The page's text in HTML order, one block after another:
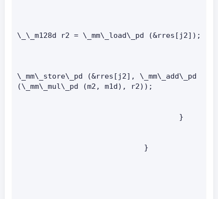
\_mm\_store\_pd (&rres[j2], \_mm\_add\_pd
(\_mm\_mul\_pd (m2, m1d), r2));
                                     }
                             }